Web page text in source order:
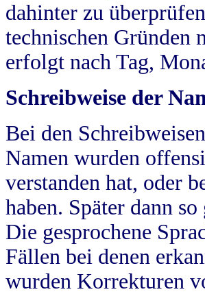
dahinter zu
technischen Gründen
erfolgt nach Tag,
Schreibweise der
Bei den
Namen wurden
verstanden hat, oder
haben. Später dann
Die gesprochene
Fällen bei denen
wurden Korrekturen